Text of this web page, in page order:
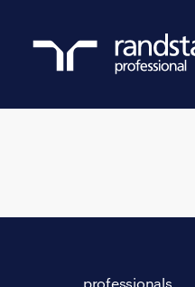
professionals